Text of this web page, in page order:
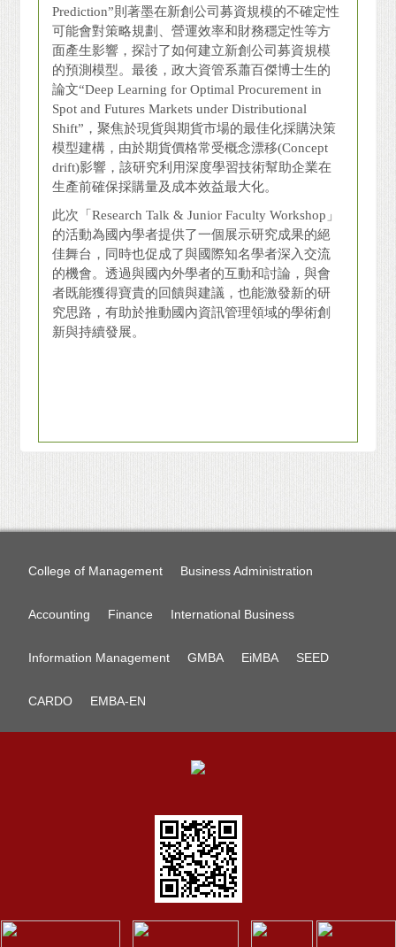
Prediction”則著墨在新創公司募資規模的不確定性
可能會對策略規劃、營運效率和財務穩定性等方
面產生影響，探討了如何建立新創公司募資規模
的預測模型。最後，政大資管系蕭百傑博士生的
論文“Deep Learning for Optimal Procurement in
Spot and Futures Markets under Distributional
Shift”，聚焦於現貨與期貨市場的最佳化採購決策
模型建構，由於期貨價格常受概念漂移(Concept
drift)影響，該研究利用深度學習技術幫助企業在
生產前確保採購量及成本效益最大化。
此次「Research Talk & Junior Faculty Workshop」
的活動為國內學者提供了一個展示研究成果的絕
佳舞台，同時也促成了與國際知名學者深入交流
的機會。透過與國內外學者的互動和討論，與會
者既能獲得寶貴的回饋與建議，也能激發新的研
究思路，有助於推動國內資訊管理領域的學術創
新與持續發展。
College of Management Business Administration
Accounting Finance International Business
Information Management GMBA EiMBA SEED
CARDO EMBA-EN